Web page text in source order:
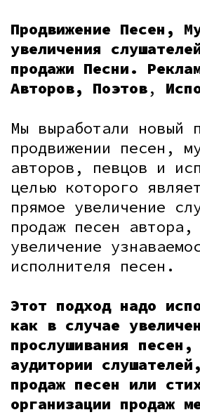
Продвижение Песен,
увеличения
продажи Песни.
Авторов, Поэтов,
Мы выработали новый
продвижении песен,
авторов, певцов и
целью которого
прямое увеличение
продаж песен
увеличение
исполнителя песен.
Этот подход надо
как в случае
прослушивания песен,
аудитории
продаж песен или
организации продаж